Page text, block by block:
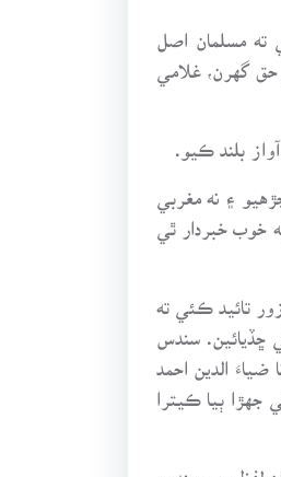
آهي ته مسلمان اصل
گهرن، غلامي
بلند ڪيو.
۽ نه مغربي
خوب خبردار ٿي
تائيد ڪئي ته
ڇڏيائين. سندس
الدين احمد
ٻيا ڪيترا
کان جدا ٿي ويو، تڏهن پويان لفظ جي سندس